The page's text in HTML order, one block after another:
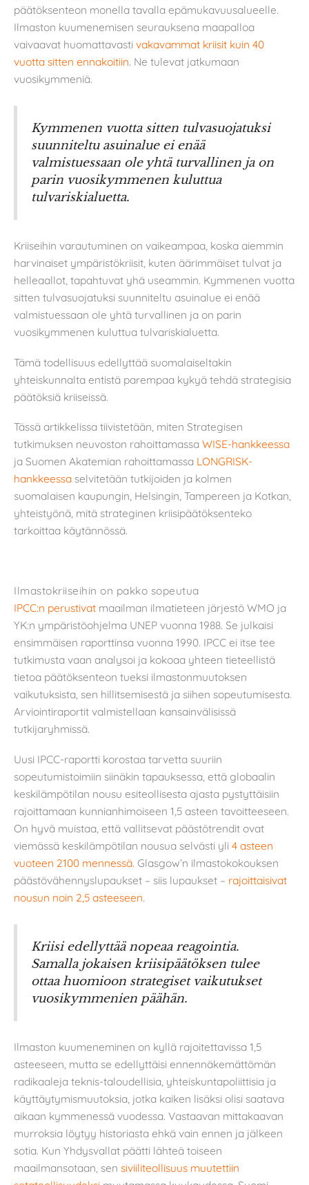
päätöksenteon monella tavalla epämukavuusalueelle.
Ilmaston kuumenemisen seurauksena maapalloa
vaivaavat huomattavasti vakavammat kriisit kuin 40
vuotta sitten ennakoitiin. Ne tulevat jatkumaan
vuosikymmeniä.
Kymmenen vuotta sitten tulvasuojatuksi
suunniteltu asuinalue ei enää
valmistuessaan ole yhtä turvallinen ja on
parin vuosikymmenen kuluttua
tulvariskialuetta.
Kriiseihin varautuminen on vaikeampaa, koska aiemmin
harvinaiset ympäristökriisit, kuten äärimmäiset tulvat ja
helleaallot, tapahtuvat yhä useammin. Kymmenen vuotta
sitten tulvasuojatuksi suunniteltu asuinalue ei enää
valmistuessaan ole yhtä turvallinen ja on parin
vuosikymmenen kuluttua tulvariskialuetta.
Tämä todellisuus edellyttää suomalaiseltakin
yhteiskunnalta entistä parempaa kykyä tehdä strategisia
päätöksiä kriiseissä.
Tässä artikkelissa tiivistetään, miten Strategisen
tutkimuksen neuvoston rahoittamassa WISE-hankkeessa
ja Suomen Akatemian rahoittamassa LONGRISK-
hankkeessa selvitetään tutkijoiden ja kolmen
suomalaisen kaupungin, Helsingin, Tampereen ja Kotkan,
yhteistyönä, mitä strateginen kriisipäätöksenteko
tarkoittaa käytännössä.
Ilmastokriiseihin on pakko sopeutua
IPCC:n perustivat maailman ilmatieteen järjestö WMO ja
YK:n ympäristöohjelma UNEP vuonna 1988. Se julkaisi
ensimmäisen raporttinsa vuonna 1990. IPCC ei itse tee
tutkimusta vaan analysoi ja kokoaa yhteen tieteellistä
tietoa päätöksenteon tueksi ilmastonmuutoksen
vaikutuksista, sen hillitsemisestä ja siihen sopeutumisesta.
Arviointiraportit valmistellaan kansainvälisissä
tutkijaryhmissä.
Uusi IPCC-raportti korostaa tarvetta suuriin
sopeutumistoimiin siinäkin tapauksessa, että globaalin
keskilämpötilan nousu esiteollisesta ajasta pystyttäisiin
rajoittamaan kunnianhimoiseen 1,5 asteen tavoitteeseen.
On hyvä muistaa, että vallitsevat päästötrendit ovat
viemässä keskilämpötilan nousua selvästi yli 4 asteen
vuoteen 2100 mennessä. Glasgow’n ilmastokokouksen
päästövähennyslupaukset – siis lupaukset – rajoittaisivat
nousun noin 2,5 asteeseen.
Kriisi edellyttää nopeaa reagointia.
Samalla jokaisen kriisipäätöksen tulee
ottaa huomioon strategiset vaikutukset
vuosikymmenien päähän.
Ilmaston kuumeneminen on kyllä rajoitettavissa 1,5
asteeseen, mutta se edellyttäisi ennennäkemättömän
radikaaleja teknis-taloudellisia, yhteiskuntapoliittisia ja
käyttäytymismuutoksia, jotka kaiken lisäksi olisi saatava
aikaan kymmenessä vuodessa. Vastaavan mittakaavan
murroksia löytyy historiasta ehkä vain ennen ja jälkeen
sotia. Kun Yhdysvallat päätti lähteä toiseen
maailmansotaan, sen siviiliteollisuus muutettiin